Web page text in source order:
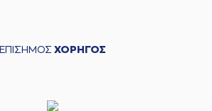
ΕΠΙΣΗΜΟΣ ΧΟΡΗΓΟΣ